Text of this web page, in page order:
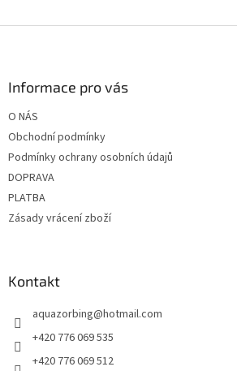
Informace pro vás
O NÁS
Obchodní podmínky
Podmínky ochrany osobních údajů
DOPRAVA
PLATBA
Zásady vrácení zboží
Kontakt
aquazorbing@hotmail.com
+420 776 069 535
+420 776 069 512